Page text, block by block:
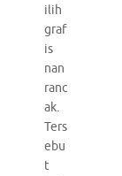
ilih
graf
is
nan
ranc
ak.
Ters
ebu
t